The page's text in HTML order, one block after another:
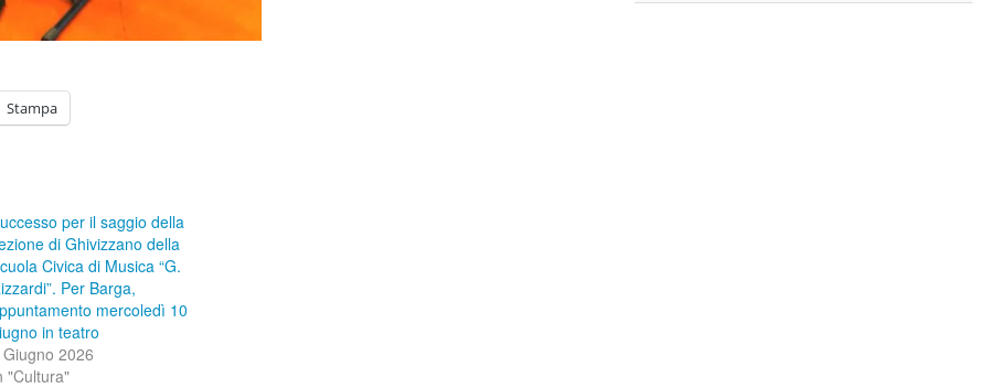
Stampa
per il saggio della
di Ghivizzano della
Civica di Musica “G.
Per Barga,
mercoledì 10
in teatro
2026
"Cultura"